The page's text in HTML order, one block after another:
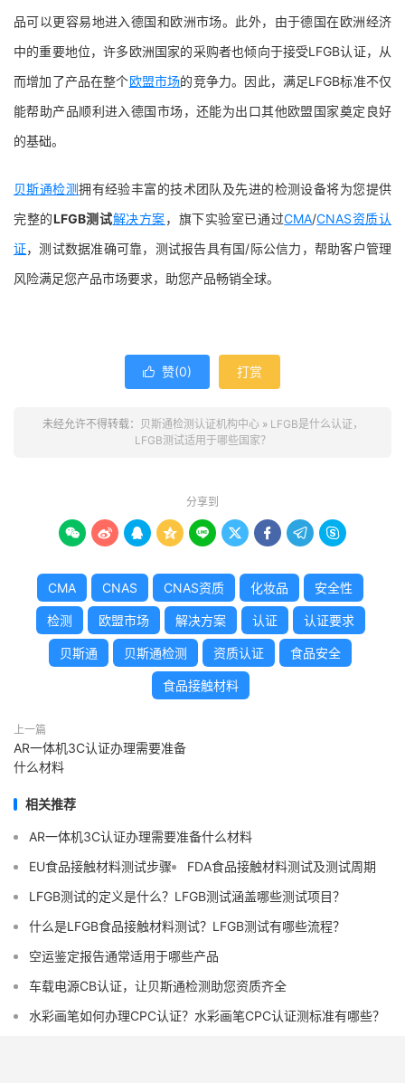
品可以更容易地进入德国和欧洲市场。此外，由于德国在欧洲经济
中的重要地位，许多欧洲国家的采购者也倾向于接受LFGB认证，从
而增加了产品在整个欧盟市场的竞争力。因此，满足LFGB标准不仅
能帮助产品顺利进入德国市场，还能为出口其他欧盟国家奠定良好
的基础。
贝斯通检测拥有经验丰富的技术团队及先进的检测设备将为您提供
完整的LFGB测试解决方案，旗下实验室已通过CMA/CNAS资质认
证，测试数据准确可靠，测试报告具有国/际公信力，帮助客户管理
风险满足您产品市场要求，助您产品畅销全球。
 赞(0) 打赏
未经允许不得转载： 贝斯通检测认证机构中心» LFGB是什么认证，
LFGB测试适用于哪些国家？
分享到
        
CMA CNAS CNAS资质 化妆品 安全性
检测 欧盟市场 解决方案 认证 认证要求
贝斯通 贝斯通检测 资质认证 食品安全
食品接触材料
上一篇
AR一体机3C认证办理需要准备
什么材料
相关推荐
AR一体机3C认证办理需要准备什么材料
EU食品接触材料测试步骤
FDA食品接触材料测试及测试周期
LFGB测试的定义是什么？LFGB测试涵盖哪些测试项目？
什么是LFGB食品接触材料测试？LFGB测试有哪些流程？
空运鉴定报告通常适用于哪些产品
车载电源CB认证，让贝斯通检测助您资质齐全
水彩画笔如何办理CPC认证？水彩画笔CPC认证测标准有哪些？